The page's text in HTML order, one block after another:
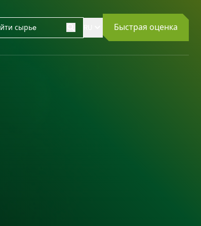
Быстрая оценка